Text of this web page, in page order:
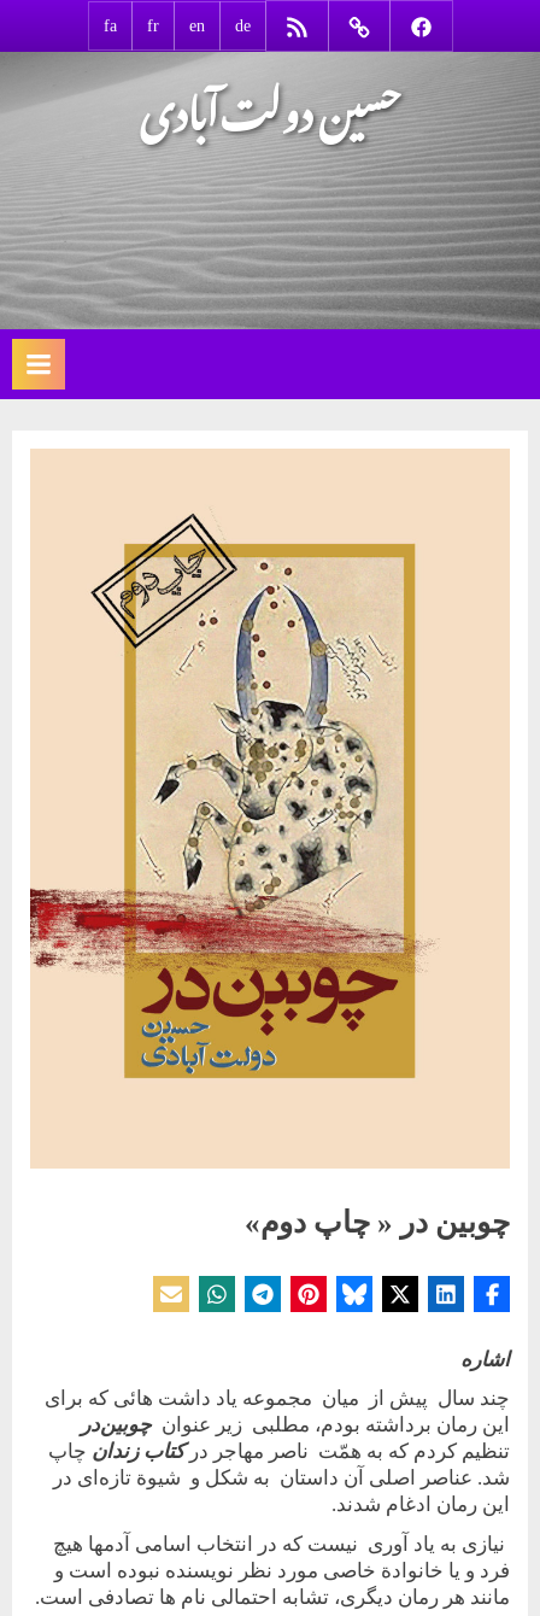
Facebook
Contact
RSS
de
en
fr
fa
حسین دولت‌آبادی
چوبین‌ در « چاپ دوم»
اشاره
چند سال پيش از ميان مجموعه ياد داشت هائی که برای
اين رمان برداشته بودم، مطلبی زير عنوانچوبين‌در
تنظيم کردم که به همّت ناصر مهاجر درکتاب زندان چاپ
شد. عناصر اصلی آن داستان به شکل و شيوة تازه‌ای در
اين رمان ادغام شدند.
نيازی به ياد آوری نيست که در انتخاب اسامی آدمها هيچ
فرد و يا خانوادة خاصی مورد نظر نويسنده نبوده است و
مانند هر رمان ديگری، تشابه احتمالی نام ها تصادفی است.